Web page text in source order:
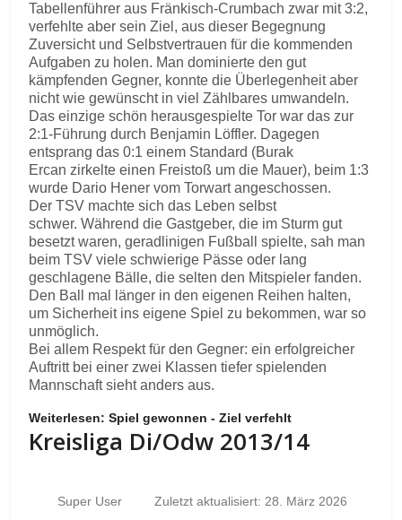
Tabellenführer aus Fränkisch-Crumbach zwar mit 3:2,
verfehlte aber sein Ziel, aus dieser Begegnung
Zuversicht und Selbstvertrauen für die kommenden
Aufgaben zu holen. Man dominierte den gut
kämpfenden Gegner, konnte die Überlegenheit aber
nicht wie gewünscht in viel Zählbares umwandeln.
Das einzige schön herausgespielte Tor war das zur
2:1-Führung durch Benjamin Löffler. Dagegen
entsprang das 0:1 einem Standard (Burak
Ercan zirkelte einen Freistoß um die Mauer), beim 1:3
wurde Dario Hener vom Torwart angeschossen.
Der TSV machte sich das Leben selbst
schwer. Während die Gastgeber, die im Sturm gut
besetzt waren, geradlinigen Fußball spielte, sah man
beim TSV viele schwierige Pässe oder lang
geschlagene Bälle, die selten den Mitspieler fanden.
Den Ball mal länger in den eigenen Reihen halten,
um Sicherheit ins eigene Spiel zu bekommen, war so
unmöglich.
Bei allem Respekt für den Gegner: ein erfolgreicher
Auftritt bei einer zwei Klassen tiefer spielenden
Mannschaft sieht anders aus.
Weiterlesen: Spiel gewonnen - Ziel verfehlt
Kreisliga Di/Odw 2013/14
Super User Zuletzt aktualisiert: 28. März 2026